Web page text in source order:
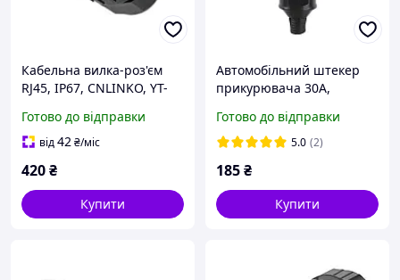
Кабельна вилка-роз'єм
RJ45, IP67, CNLINKO, YT-
Готово до відправки
від42₴/міс
420₴
Купити
Автомобільний штекер
прикурювача 30A,
Готово до відправки
5.0 (2)
185₴
Купити